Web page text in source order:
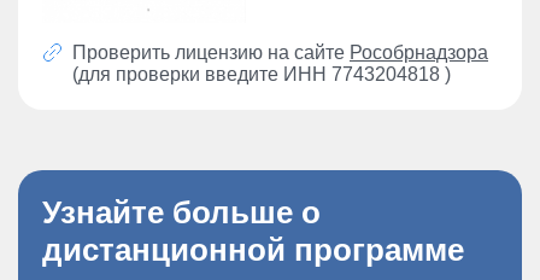
Проверить лицензию на сайте Рособрнадзора
(для проверки введите ИНН 7743204818 )
Узнайте больше о
дистанционной программе